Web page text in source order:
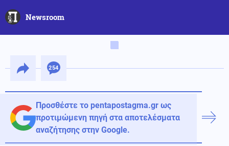
Newsroom
254
Προσθέστε το pentapostagma.gr ως
προτιμώμενη πηγή στα αποτελέσματα
αναζήτησης στην Google.